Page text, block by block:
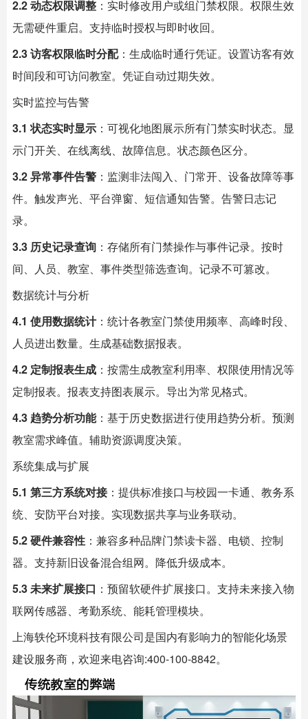
2.2 动态权限调整 ：实时修改用户或组门禁权限。权限生效
无需硬件重启。支持临时授权与即时收回。
2.3 访客权限临时分配：生成临时通行凭证。设置访客有效
时间段和可访问教室。凭证自动过期失效。
实时监控与告警
3.1 状态实时显示 ：可视化地图展示所有门禁实时状态。显
示门开关、在线离线、故障信息。状态颜色区分。
3.2 异常事件告警 ：监测非法闯入、门常开、设备故障等事
件。触发声光、平台弹窗、短信通知告警。告警日志记
录。
3.3 历史记录查询 ：存储所有门禁操作与事件记录。按时
间、人员、教室、事件类型筛选查询。记录不可篡改。
数据统计与分析
4.1 使用数据统计：统计各教室门禁使用频率、高峰时段、
人员进出数量。生成基础数据报表。
4.2 定制报表生成 ：按需生成教室利用率、权限使用情况等
定制报表。报表支持图表展示。导出为常见格式。
4.3 趋势分析功能：基于历史数据进行使用趋势分析。预测
教室需求峰值。辅助资源调度决策。
系统集成与扩展
5.1 第三方系统对接：提供标准接口与校园一卡通、教务系
统、安防平台对接。实现数据共享与业务联动。
5.2 硬件兼容性 ：兼容多种品牌门禁读卡器、电锁、控制
器。支持新旧设备混合组网。降低升级成本。
5.3 未来扩展接口 ：预留软硬件扩展接口。支持未来接入物
联网传感器、考勤系统、能耗管理模块。
上海轶伦环境科技有限公司是国内有影响力的智能化场景
建设服务商，欢迎来电咨询:400-100-8842。